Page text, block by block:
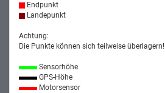
Endpunkt
Landepunkt
Achtung:
Die Punkte können sich teilweise überlagern!
Sensorhöhe
GPS-Höhe
Motorsensor